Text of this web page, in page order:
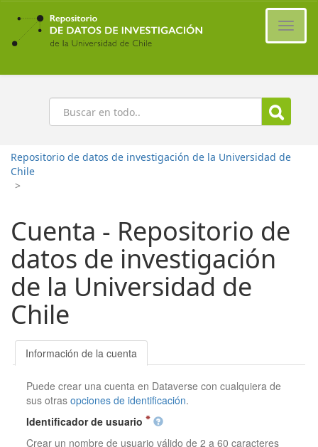
Ir
contenido
principal
Buscar
Repositorio de datos de investigación de la Universidad de
Chile
>
Cuenta - Repositorio de
datos de investigación
de la Universidad de
Chile
Información de la cuenta
Puede crear una cuenta en Dataverse con cualquiera de
sus otrasopciones de identificación.
Identificador de usuario
Crear un nombre de usuario válido de 2 a 60 caracteres